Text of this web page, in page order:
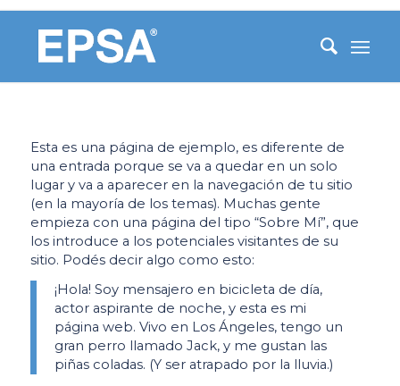
Esta es una página de ejemplo, es diferente de
una entrada porque se va a quedar en un solo
lugar y va a aparecer en la navegación de tu sitio
(en la mayoría de los temas). Muchas gente
empieza con una página del tipo “Sobre Mí”, que
los introduce a los potenciales visitantes de su
sitio. Podés decir algo como esto:
¡Hola! Soy mensajero en bicicleta de día,
actor aspirante de noche, y esta es mi
página web. Vivo en Los Ángeles, tengo un
gran perro llamado Jack, y me gustan las
piñas coladas. (Y ser atrapado por la lluvia.)